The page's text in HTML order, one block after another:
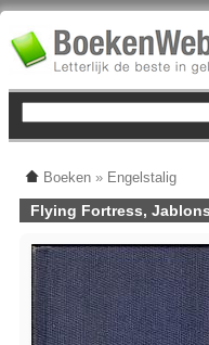
Boeken » Engelstalig
Flying Fortress,